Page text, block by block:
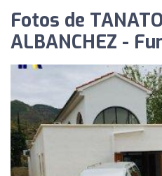
Fotos de
ALBANCHEZ -